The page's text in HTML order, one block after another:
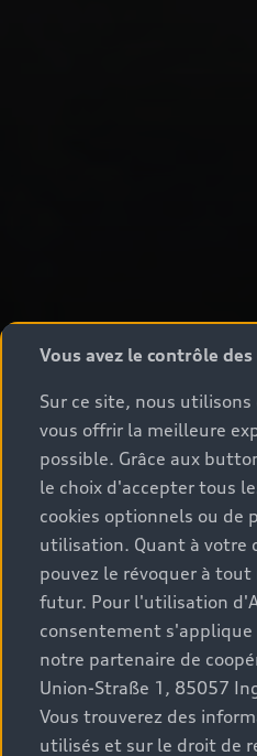
Vous avez le contrôle
Sur ce site, nous utilisons
vous offrir la meilleure
possible. Grâce aux
le choix d'accepter tous
cookies optionnels ou de
utilisation. Quant à votre
pouvez le révoquer à
futur. Pour l'utilisation
consentement s'applique
notre partenaire de
Union-Straße 1, 85057
Vous trouverez des
utilisés et sur le droit de